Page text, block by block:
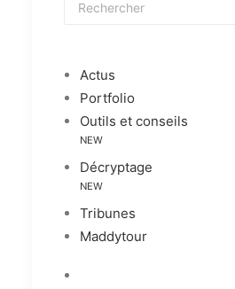
Actus
Portfolio
Outils et conseils
NEW
Décryptage
NEW
Tribunes
Maddytour